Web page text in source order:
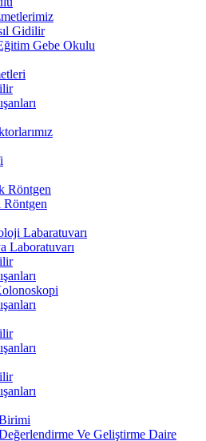
Gidilir
Gebe Okulu
Röntgen
Röntgen
Labaratuvarı
Laboratuvarı
Ve Geliştirme Daire